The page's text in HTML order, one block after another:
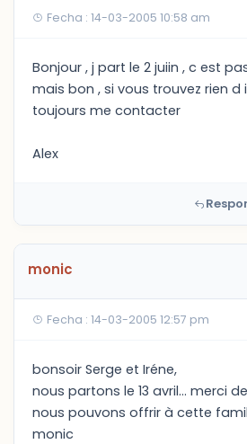
Fecha : 14-03-2005 10:58 am
Bonjour , j part le 2 juiin , c est
mais bon , si vous trouvez rien d
toujours me contacter
Alex
monic
Fecha : 14-03-2005 12:57 pm
bonsoir Serge et Iréne,
nous partons le 13 avril... merci
nous pouvons offrir à cette
monic